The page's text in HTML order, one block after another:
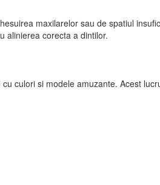
maxilarelor sau de spatiul
alinierea corecta a dintilor.
culori si modele amuzante. Acest